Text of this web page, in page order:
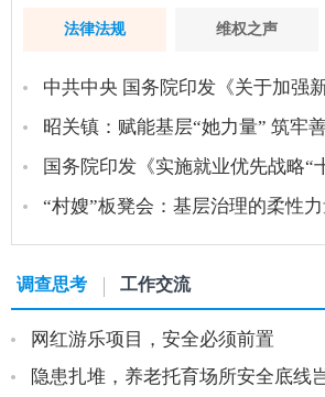
法律法规 维权之声
中共中央 国务院印发《关于加强
昭关镇：赋能基层“她力量” 筑牢
国务院印发《实施就业优先战略“
“村嫂”板凳会：基层治理的柔性
调查思考 工作交流
网红游乐项目，安全必须前置
隐患扎堆，养老托育场所安全底线